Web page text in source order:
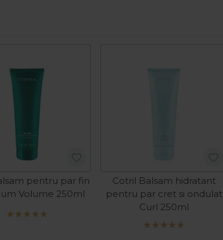
pentru par fin
Volume 250ml
Cotril Balsam hidratant
pentru par cret si ondulat
Curl 250ml